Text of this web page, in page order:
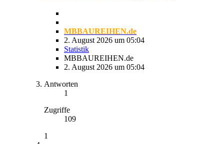
MBBAUREIHEN.de
2. August 2026 um 05:04
Statistik
MBBAUREIHEN.de
2. August 2026 um 05:04
Antworten
1
Zugriffe
109
1